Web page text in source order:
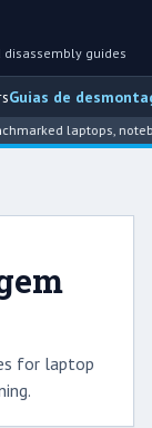
disassembly guides
Guias de
laptops,
for laptop